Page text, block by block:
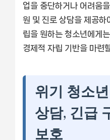
업을 중단하거나 어려움
원 및 진로 상담을 제공하
립을 원하는 청소년에게
경제적 자립 기반을 마련
위기 청소
상담, 긴급
보호